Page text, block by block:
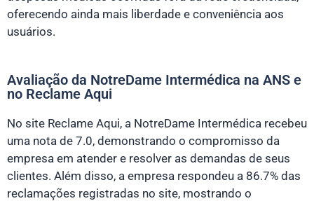
oferecendo ainda mais liberdade e conveniência aos
usuários.
Avaliação da NotreDame Intermédica na ANS e
no Reclame Aqui
No site Reclame Aqui, a NotreDame Intermédica recebeu
uma nota de 7.0, demonstrando o compromisso da
empresa em atender e resolver as demandas de seus
clientes. Além disso, a empresa respondeu a 86.7% das
reclamações registradas no site, mostrando o